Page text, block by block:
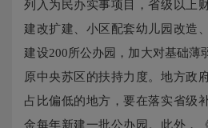
列入为民办实事项目，省级以上
建改扩建、小区配套幼儿园改造
建设200所公办园，加大对基础薄
原中央苏区的扶持力度。地方政
占比偏低的地方，要在落实省级
金每年新建一批公办园。此外，